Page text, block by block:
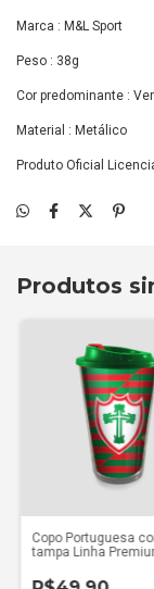
Marca : M&L Sport
Peso : 38g
Cor predominante :
Material : Metálico
Produto Oficial
Produtos
Copo Portuguesa
tampa Linha